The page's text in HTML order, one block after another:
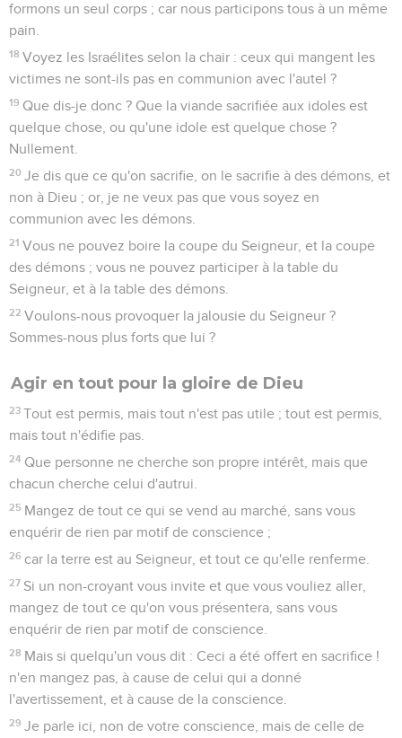
formons un seul corps ; car nous participons tous à un même
pain.
18 Voyez les Israélites selon la chair : ceux qui mangent les
victimes ne sont-ils pas en communion avec l'autel ?
19 Que dis-je donc ? Que la viande sacrifiée aux idoles est
quelque chose, ou qu'une idole est quelque chose ?
Nullement.
20 Je dis que ce qu'on sacrifie, on le sacrifie à des démons, et
non à Dieu ; or, je ne veux pas que vous soyez en
communion avec les démons.
21 Vous ne pouvez boire la coupe du Seigneur, et la coupe
des démons ; vous ne pouvez participer à la table du
Seigneur, et à la table des démons.
22 Voulons-nous provoquer la jalousie du Seigneur ?
Sommes-nous plus forts que lui ?
Agir en tout pour la gloire de Dieu
23 Tout est permis, mais tout n'est pas utile ; tout est permis,
mais tout n'édifie pas.
24 Que personne ne cherche son propre intérêt, mais que
chacun cherche celui d'autrui.
25 Mangez de tout ce qui se vend au marché, sans vous
enquérir de rien par motif de conscience ;
26 car la terre est au Seigneur, et tout ce qu'elle renferme.
27 Si un non-croyant vous invite et que vous vouliez aller,
mangez de tout ce qu'on vous présentera, sans vous
enquérir de rien par motif de conscience.
28 Mais si quelqu'un vous dit : Ceci a été offert en sacrifice !
n'en mangez pas, à cause de celui qui a donné
l'avertissement, et à cause de la conscience.
29 Je parle ici, non de votre conscience, mais de celle de